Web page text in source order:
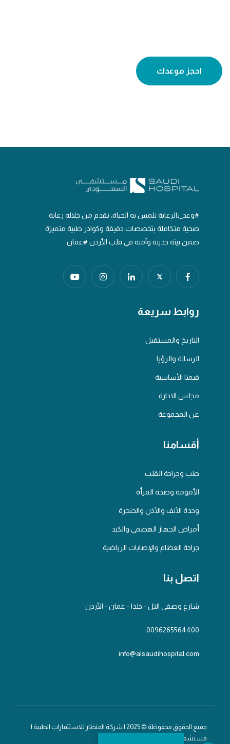
احجز موعدك
#وعد_بالرعاية نلمس به الحياة، نقدم من خلاله رعاية
صحية متكاملة بتخصصات دقيقة وكوادر طبية متميزة
ضمن بيئة حديثة وآمنة في قلب الأردن #عمان
𝕏
روابط سريعة
التاريخ والمستقبل
الرسالة والرؤيا
قيمنا الأساسية
مجلس الادارة
عن المجموعة
أقسامنا
طب وجراحة القلب
الأمومة وصحة المرأة
وحدة الأنف والأذن والحنجرة
أمراض الجهاز الهضمي والكبد
جراحة العظام والإصابات الرياضية
اتصل بنا
شارع وصفي التل - خلدا - عمان - الأردن
0096265564400
info@alsaudihospital.com
جميع الحقوق محفوظة © 2025 | شركة المنظار للاستثمارات الطبية |
مستشفى السعودي